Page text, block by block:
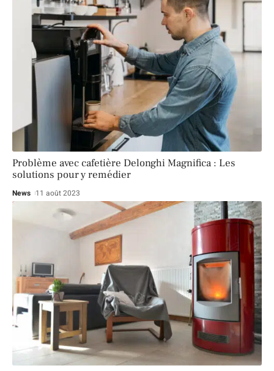
Problème avec cafetière Delonghi Magnifica : Les
solutions pour y remédier
News 11 août 2023